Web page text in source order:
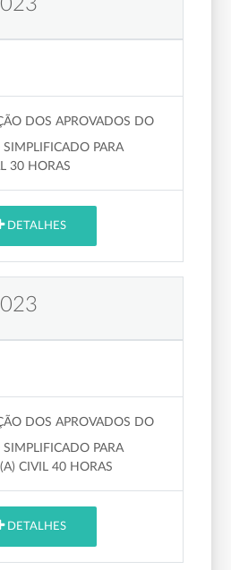
DOS APROVADOS DO
PARA
30 HORAS
DETALHES
DOS APROVADOS DO
PARA
CIVIL 40 HORAS
DETALHES